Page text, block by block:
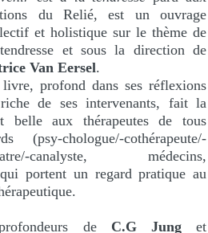
du Relié, est un ouvrage
et holistique sur le thème de
et sous la direction de
Van Eersel.
profond dans ses réflexions
de ses intervenants, fait la
belle aux thérapeutes de tous
(psy-chologue/-cothérapeute/-
canalyste, médecins,
portent un regard pratique au
de C.G Junget